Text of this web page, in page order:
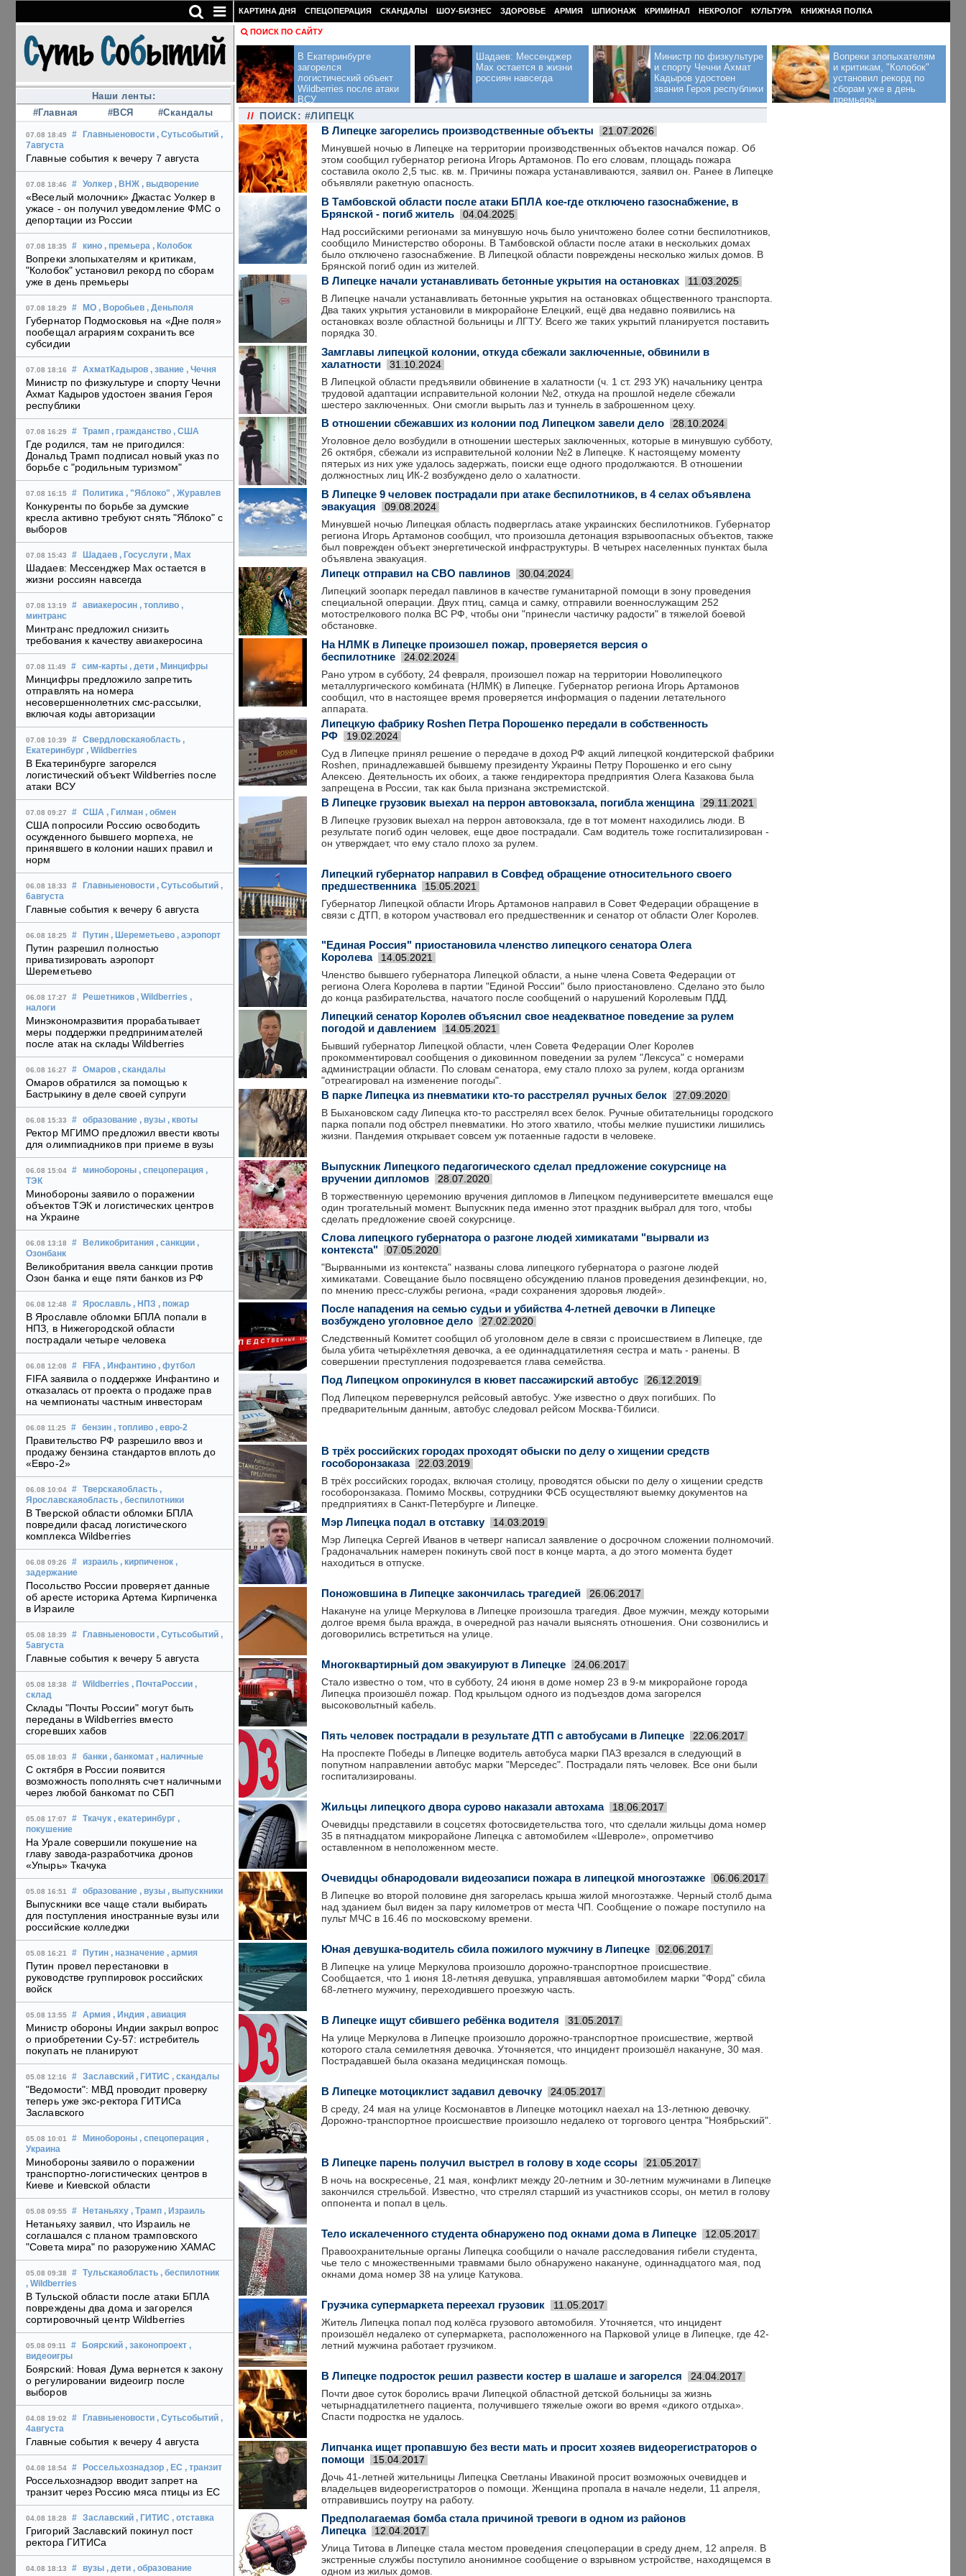
Наши ленты:
#Главная
#ВСЯ #Скандалы
07.08 18:49 # Главныеновости , Сутьсобытий ,
7августа
Главные события к вечеру 7 августа
07.08 18:46 # Уолкер , ВНЖ , выдворение
«Веселый молочник» Джастас Уолкер в
ужасе - он получил уведомление ФМС о
депортации из России
07.08 18:35 # кино , премьера , Колобок
Вопреки злопыхателям и критикам,
"Колобок" установил рекорд по сборам
уже в день премьеры
07.08 18:29 # МО , Воробьев , Деньполя
Губернатор Подмосковья на «Дне поля»
пообещал аграриям сохранить все
субсидии
07.08 18:16 # АхматКадыров , звание , Чечня
Министр по физкультуре и спорту Чечни
Ахмат Кадыров удостоен звания Героя
республики
07.08 16:29 # Трамп , гражданство , США
Где родился, там не пригодился:
Дональд Трамп подписал новый указ по
борьбе с "родильным туризмом"
07.08 16:15 # Политика , "Яблоко" , Журавлев
Конкуренты по борьбе за думские
кресла активно требуют снять "Яблоко" с
выборов
07.08 15:43 # Шадаев , Госуслуги , Max
Шадаев: Мессенджер Max остается в
жизни россиян навсегда
07.08 13:19 # авиакеросин , топливо ,
минтранс
Минтранс предложил снизить
требования к качеству авиакеросина
07.08 11:49 # сим-карты , дети , Минцифры
Минцифры предложило запретить
отправлять на номера
несовершеннолетних смс-рассылки,
включая коды авторизации
07.08 10:39 # Свердловскаяобласть ,
Екатеринбург , Wildberries
В Екатеринбурге загорелся
логистический объект Wildberries после
атаки ВСУ
07.08 09:27 # США , Гилман , обмен
США попросили Россию освободить
осужденного бывшего морпеха, не
принявшего в колонии наших правил и
норм
06.08 18:33 # Главныеновости , Сутьсобытий ,
6августа
Главные события к вечеру 6 августа
06.08 18:25 # Путин , Шереметьево , аэропорт
Путин разрешил полностью
приватизировать аэропорт
Шереметьево
06.08 17:27 # Решетников , Wildberries ,
налоги
Минэкономразвития прорабатывает
меры поддержки предпринимателей
после атак на склады Wildberries
06.08 16:27 # Омаров , скандалы
Омаров обратился за помощью к
Бастрыкину в деле своей супруги
06.08 15:33 # образование , вузы , квоты
Ректор МГИМО предложил ввести квоты
для олимпиадников при приеме в вузы
06.08 15:04 # минобороны , спецоперация ,
ТЭК
Минобороны заявило о поражении
объектов ТЭК и логистических центров
на Украине
06.08 13:18 # Великобритания , санкции ,
Озонбанк
Великобритания ввела санкции против
Озон банка и еще пяти банков из РФ
06.08 12:48 # Ярославль , НПЗ , пожар
В Ярославле обломки БПЛА попали в
НПЗ, в Нижегородской области
пострадали четыре человека
06.08 12:08 # FIFA , Инфантино , футбол
FIFA заявила о поддержке Инфантино и
отказалась от проекта о продаже прав
на чемпионаты частным инвесторам
06.08 11:25 # бензин , топливо , евро-2
Правительство РФ разрешило ввоз и
продажу бензина стандартов вплоть до
«Евро-2»
06.08 10:04 # Тверскаяобласть ,
Ярославскаяобласть , беспилотники
В Тверской области обломки БПЛА
повредили фасад логистического
комплекса Wildberries
06.08 09:26 # израиль , кирпиченок ,
задержание
Посольство России проверяет данные
об аресте историка Артема Кирпиченка
в Израиле
05.08 18:39 # Главныеновости , Сутьсобытий ,
5августа
Главные события к вечеру 5 августа
05.08 18:38 # Wildberries , ПочтаРоссии ,
склад
Склады "Почты России" могут быть
переданы в Wildberries вместо
сгоревших хабов
05.08 18:03 # банки , банкомат , наличные
С октября в России появится
возможность пополнять счет наличными
через любой банкомат по СБП
05.08 17:07 # Ткачук , екатеринбург ,
покушение
На Урале совершили покушение на
главу завода-разработчика дронов
«Упырь» Ткачука
05.08 16:51 # образование , вузы , выпускники
Выпускники все чаще стали выбирать
для поступления иностранные вузы или
российские колледжи
05.08 16:21 # Путин , назначение , армия
Путин провел перестановки в
руководстве группировок российских
войск
05.08 13:55 # Армия , Индия , авиация
Министр обороны Индии закрыл вопрос
о приобретении Су-57: истребитель
покупать не планируют
05.08 12:16 # Заславский , ГИТИС , скандалы
"Ведомости": МВД проводит проверку
теперь уже экс-ректора ГИТИСа
Заславского
05.08 10:01 # Минобороны , спецоперация ,
Украина
Минобороны заявило о поражении
транспортно-логистических центров в
Киеве и Киевской области
05.08 09:55 # Нетаньяху , Трамп , Израиль
Нетаньяху заявил, что Израиль не
соглашался с планом трамповского
"Совета мира" по разоружению ХАМАС
05.08 09:38 # Тульскаяобласть , беспилотник
, Wildberries
В Тульской области после атаки БПЛА
повреждены два дома и загорелся
сортировочный центр Wildberries
05.08 09:11 # Боярский , законопроект ,
видеоигры
Боярский: Новая Дума вернется к закону
о регулировании видеоигр после
выборов
04.08 19:02 # Главныеновости , Сутьсобытий ,
4августа
Главные события к вечеру 4 августа
04.08 18:54 # Россельхознадзор , ЕС , транзит
Россельхознадзор вводит запрет на
транзит через Россию мяса птицы из ЕС
04.08 18:28 # Заславский , ГИТИС , отставка
Григорий Заславский покинул пост
ректора ГИТИСа
04.08 18:13 # вузы , дети , образование
КАРТИНА ДНЯ СПЕЦОПЕРАЦИЯ СКАНДАЛЫ ШОУ-БИЗНЕС ЗДОРОВЬЕ АРМИЯ ШПИОНАЖ КРИМИНАЛ НЕКРОЛОГ КУЛЬТУРА КНИЖНАЯ ПОЛКА
ПОИСК ПО САЙТУ
В Екатеринбурге
загорелся
логистический объект
Wildberries после атаки
ВСУ
Шадаев: Мессенджер
Max остается в жизни
россиян навсегда
Министр по физкультуре
и спорту Чечни Ахмат
Кадыров удостоен
звания Героя республики
Вопреки злопыхателям
и критикам, "Колобок"
установил рекорд по
сборам уже в день
премьеры
// ПОИСК: #ЛИПЕЦК
В Липецке загорелись производственные объекты 21.07.2026
Минувшей ночью в Липецке на территории производственных объектов начался пожар. Об
этом сообщил губернатор региона Игорь Артамонов. По его словам, площадь пожара
составила около 2,5 тыс. кв. м. Причины пожара устанавливаются, заявил он. Ранее в Липецке
объявляли ракетную опасность.
В Тамбовской области после атаки БПЛА кое-где отключено газоснабжение, в
Брянской - погиб житель
04.04.2025
Над российскими регионами за минувшую ночь было уничтожено более сотни беспилотников,
сообщило Министерство обороны. В Тамбовской области после атаки в нескольких домах
было отключено газоснабжение. В Липецкой области повреждены несколько жилых домов. В
Брянской погиб один из жителей.
В Липецке начали устанавливать бетонные укрытия на остановках 11.03.2025
В Липецке начали устанавливать бетонные укрытия на остановках общественного транспорта.
Два таких укрытия установили в микрорайоне Елецкий, ещё два недавно появились на
остановках возле областной больницы и ЛГТУ. Всего же таких укрытий планируется поставить
порядка 30.
Замглавы липецкой колонии, откуда сбежали заключенные, обвинили в
халатности
31.10.2024
В Липецкой области предъявили обвинение в халатности (ч. 1 ст. 293 УК) начальнику центра
трудовой адаптации исправительной колонии №2, откуда на прошлой неделе сбежали
шестеро заключенных. Они смогли вырыть лаз и туннель в заброшенном цеху.
В отношении сбежавших из колонии под Липецком завели дело 28.10.2024
Уголовное дело возбудили в отношении шестерых заключенных, которые в минувшую субботу,
26 октября, сбежали из исправительной колонии №2 в Липецке. К настоящему моменту
пятерых из них уже удалось задержать, поиски еще одного продолжаются. В отношении
должностных лиц ИК-2 возбуждено дело о халатности.
В Липецке 9 человек пострадали при атаке беспилотников, в 4 селах объявлена
эвакуация
09.08.2024
Минувшей ночью Липецкая область подверглась атаке украинских беспилотников. Губернатор
региона Игорь Артамонов сообщил, что произошла детонация взрывоопасных объектов, также
был поврежден объект энергетической инфраструктуры. В четырех населенных пунктах была
объявлена эвакуация.
Липецк отправил на СВО павлинов 30.04.2024
Липецкий зоопарк передал павлинов в качестве гуманитарной помощи в зону проведения
специальной операции. Двух птиц, самца и самку, отправили военнослужащим 252
мотострелкового полка ВС РФ, чтобы они "принесли частичку радости" в тяжелой боевой
обстановке.
На НЛМК в Липецке произошел пожар, проверяется версия о
беспилотнике
24.02.2024
Рано утром в субботу, 24 февраля, произошел пожар на территории Новолипецкого
металлургического комбината (НЛМК) в Липецке. Губернатор региона Игорь Артамонов
сообщил, что в настоящее время проверяется информация о падении летательного
аппарата.
Липецкую фабрику Roshen Петра Порошенко передали в собственность
РФ
19.02.2024
Суд в Липецке принял решение о передаче в доход РФ акций липецкой кондитерской фабрики
Roshen, принадлежавшей бывшему президенту Украины Петру Порошенко и его сыну
Алексею. Деятельность их обоих, а также гендиректора предприятия Олега Казакова была
запрещена в России, так как была признана экстремистской.
В Липецке грузовик выехал на перрон автовокзала, погибла женщина 29.11.2021
В Липецке грузовик выехал на перрон автовокзала, где в тот момент находились люди. В
результате погиб один человек, еще двое пострадали. Сам водитель тоже госпитализирован -
он утверждает, что ему стало плохо за рулем.
Липецкий губернатор направил в Совфед обращение относительного своего
предшественника
15.05.2021
Губернатор Липецкой области Игорь Артамонов направил в Совет Федерации обращение в
связи с ДТП, в котором участвовал его предшественник и сенатор от области Олег Королев.
"Единая Россия" приостановила членство липецкого сенатора Олега
Королева
14.05.2021
Членство бывшего губернатора Липецкой области, а ныне члена Совета Федерации от
региона Олега Королева в партии "Единой России" было приостановлено. Сделано это было
до конца разбирательства, начатого после сообщений о нарушений Королевым ПДД.
Липецкий сенатор Королев объяснил свое неадекватное поведение за рулем
погодой и давлением
14.05.2021
Бывший губернатор Липецкой области, член Совета Федерации Олег Королев
прокомментировал сообщения о диковинном поведении за рулем "Лексуса" с номерами
администрации области. По словам сенатора, ему стало плохо за рулем, когда организм
"отреагировал на изменение погоды".
В парке Липецка из пневматики кто-то расстрелял ручных белок 27.09.2020
В Быхановском саду Липецка кто-то расстрелял всех белок. Ручные обитательницы городского
парка попали под обстрел пневматики. Но этого хватило, чтобы мелкие пушистики лишились
жизни. Пандемия открывает совсем уж потаенные гадости в человеке.
Выпускник Липецкого педагогического сделал предложение сокурснице на
вручении дипломов
28.07.2020
В торжественную церемонию вручения дипломов в Липецком педуниверситете вмешался еще
один трогательный момент. Выпускник педа именно этот праздник выбрал для того, чтобы
сделать предложение своей сокурснице.
Слова липецкого губернатора о разгоне людей химикатами "вырвали из
контекста"
07.05.2020
"Вырванными из контекста" названы слова липецкого губернатора о разгоне людей
химикатами. Совещание было посвящено обсуждению планов проведения дезинфекции, но,
по мнению пресс-службы региона, «ради сохранения здоровья людей».
После нападения на семью судьи и убийства 4-летней девочки в Липецке
возбуждено уголовное дело
27.02.2020
Следственный Комитет сообщил об уголовном деле в связи с происшествием в Липецке, где
была убита четырёхлетняя девочка, а ее одиннадцатилетняя сестра и мать - ранены. В
совершении преступления подозревается глава семейства.
Под Липецком опрокинулся в кювет пассажирский автобус 26.12.2019
Под Липецком перевернулся рейсовый автобус. Уже известно о двух погибших. По
предварительным данным, автобус следовал рейсом Москва-Тбилиси.
В трёх российских городах проходят обыски по делу о хищении средств
гособоронзаказа
22.03.2019
В трёх российских городах, включая столицу, проводятся обыски по делу о хищении средств
гособоронзаказа. Помимо Москвы, сотрудники ФСБ осуществляют выемку документов на
предприятиях в Санкт-Петербурге и Липецке.
Мэр Липецка подал в отставку 14.03.2019
Мэр Липецка Сергей Иванов в четверг написал заявление о досрочном сложении полномочий.
Градоначальник намерен покинуть свой пост в конце марта, а до этого момента будет
находиться в отпуске.
Поножовшина в Липецке закончилась трагедией 26.06.2017
Накануне на улице Меркулова в Липецке произошла трагедия. Двое мужчин, между которыми
долгое время была вражда, в очередной раз начали выяснять отношения. Они созвонились и
договорились встретиться на улице.
Многоквартирный дом эвакуируют в Липецке 24.06.2017
Стало известно о том, что в субботу, 24 июня в доме номер 23 в 9-м микрорайоне города
Липецка произошёл пожар. Под крыльцом одного из подъездов дома загорелся
высоковольтный кабель.
Пять человек пострадали в результате ДТП с автобусами в Липецке 22.06.2017
На проспекте Победы в Липецке водитель автобуса марки ПАЗ врезался в следующий в
попутном направлении автобус марки "Мерседес". Пострадали пять человек. Все они были
госпитализированы.
Жильцы липецкого двора сурово наказали автохама 18.06.2017
Очевидцы представили в соцсетях фотосвидетельства того, что сделали жильцы дома номер
35 в пятнадцатом микрорайоне Липецка с автомобилем «Шевроле», опрометчиво
оставленном в неположенном месте.
Очевидцы обнародовали видеозаписи пожара в липецкой многоэтажке 06.06.2017
В Липецке во второй половине дня загорелась крыша жилой многоэтажке. Черный столб дыма
над зданием был виден за пару километров от места ЧП. Сообщение о пожаре поступило на
пульт МЧС в 16.46 по московскому времени.
Юная девушка-водитель сбила пожилого мужчину в Липецке 02.06.2017
В Липецке на улице Меркулова произошло дорожно-транспортное происшествие.
Сообщается, что 1 июня 18-летняя девушка, управлявшая автомобилем марки "Форд" сбила
68-летнего мужчину, переходившего проезжую часть.
В Липецке ищут сбившего ребёнка водителя 31.05.2017
На улице Меркулова в Липецке произошло дорожно-транспортное происшествие, жертвой
которого стала семилетняя девочка. Уточняется, что инцидент произошёл накануне, 30 мая.
Пострадавшей была оказана медицинская помощь.
В Липецке мотоциклист задавил девочку 24.05.2017
В среду, 24 мая на улице Космонавтов в Липецке мотоцикл наехал на 13-летнюю девочку.
Дорожно-транспортное происшествие произошло недалеко от торгового центра "Ноябрьский".
В Липецке парень получил выстрел в голову в ходе ссоры 21.05.2017
В ночь на воскресенье, 21 мая, конфликт между 20-летним и 30-летним мужчинами в Липецке
закончился стрельбой. Известно, что стрелял старший из участников ссоры, он метил в голову
оппонента и попал в цель.
Тело искалеченного студента обнаружено под окнами дома в Липецке 12.05.2017
Правоохранительные органы Липецка сообщили о начале расследования гибели студента,
чье тело с множественными травмами было обнаружено накануне, одиннадцатого мая, под
окнами дома номер 38 на улице Катукова.
Грузчика супермаркета переехал грузовик 11.05.2017
Житель Липецка попал под колёса грузового автомобиля. Уточняется, что инцидент
произошёл недалеко от супермаркета, расположенного на Парковой улице в Липецке, где 42-
летний мужчина работает грузчиком.
В Липецке подросток решил развести костер в шалаше и загорелся 24.04.2017
Почти двое суток боролись врачи Липецкой областной детской больницы за жизнь
четырнадцатилетнего пациента, получившего тяжелые ожоги во время «дикого отдыха».
Спасти подростка не удалось.
Липчанка ищет пропавшую без вести мать и просит хозяев видеорегистраторов о
помощи
15.04.2017
Дочь 41-летней жительницы Липецка Светланы Ивакиной просит возможных очевидцев и
владельцев видеорегистраторов о помощи. Женщина пропала в начале недели, 11 апреля,
отправившись поутру на работу.
Предполагаемая бомба стала причиной тревоги в одном из районов
Липецка
12.04.2017
Улица Титова в Липецке стала местом проведения спецоперации в среду днем, 12 апреля. В
экстренные службы поступило анонимное сообщение о взрывном устройстве, находящемся в
одном из жилых домов.